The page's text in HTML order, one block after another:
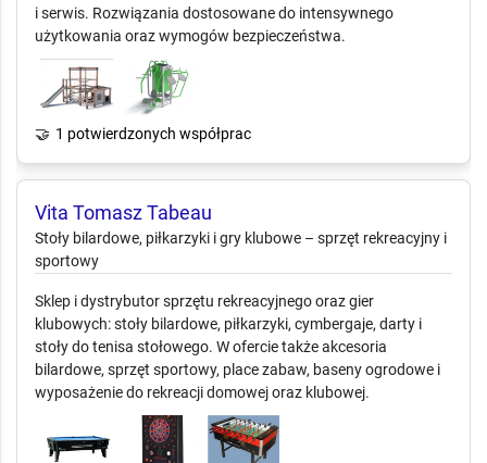
i serwis. Rozwiązania dostosowane do intensywnego
użytkowania oraz wymogów bezpieczeństwa.
🤝 1 potwierdzonych współprac
Vita Tomasz Tabeau
Stoły bilardowe, piłkarzyki i gry klubowe –
sprzęt rekreacyjny i sportowy
Sklep i dystrybutor sprzętu rekreacyjnego oraz gier
klubowych: stoły bilardowe, piłkarzyki, cymbergaje, darty i
stoły do tenisa stołowego. W ofercie także akcesoria
bilardowe, sprzęt sportowy, place zabaw, baseny ogrodowe i
wyposażenie do rekreacji domowej oraz klubowej.